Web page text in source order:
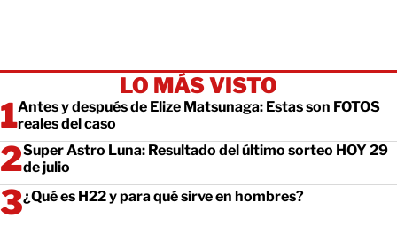
LO MÁS VISTO
Antes y después de Elize Matsunaga: Estas son FOTOS
reales del caso
Super Astro Luna: Resultado del último sorteo HOY 29
de julio
¿Qué es H22 y para qué sirve en hombres?